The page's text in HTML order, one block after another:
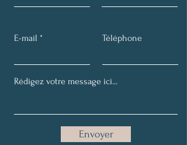
E-mail Téléphone
Envoyer